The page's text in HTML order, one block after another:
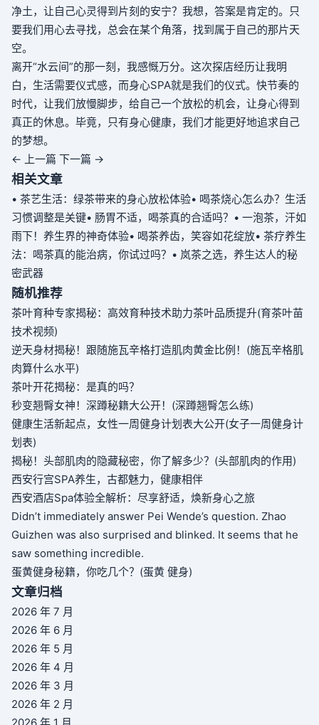
净土，让自己心灵得到片刻的安宁？我想，答案是肯定的。只
要我们用心去寻找，总会在某个角落，找到属于自己的那片天
空。
离开“水云间”的那一刻，我感慨万分。这次探店经历让我明
白，生活需要仪式感，而身心SPA就是我们的仪式。快节奏的
时代，让我们放慢脚步，给自己一个放松的机会，让身心得到
真正的休息。毕竟，只有身心健康，我们才能更好地追求自己
的梦想。
← 上一篇 下一篇 →
相关文章
• 茶艺生活：绿茶带来的身心放松体验• 喝茶烧心怎么办？生活
习惯调整是关键• 肠胃不适，喝茶真的合适吗？ • 一泡茶，汗如
雨下！养生界的神奇体验• 喝茶养齿，笑容如花绽放• 茶疗养生
法：喝茶真的能治病，你试过吗？ • 岚茶之选，养生达人的秘
密武器
随机推荐
茶叶育种专家揭秘：高效育种技术助力茶叶品质提升(育茶叶苗
技术视频)
逆天身材揭秘！跟随施瓦辛格打造肌肉黄金比例！(施瓦辛格肌
肉算什么水平)
茶叶开花揭秘：是真的吗？
秒变翘臀女神！深蹲秘籍大公开！(深蹲翘臀怎么练)
健康生活新起点，女性一周健身计划表大公开(女子一周健身计
划表)
揭秘！头部肌肉的隐藏秘密，你了解多少？(头部肌肉的作用)
西安行宫SPA养生，古都魅力，健康相伴
西安酒店Spa体验全解析：尽享舒适，焕新身心之旅
Didn’t immediately answer Pei Wende’s question. Zhao
Guizhen was also surprised and blinked. It seems that he
saw something incredible.
蛋黄健身秘籍，你吃几个？(蛋黄 健身)
文章归档
2026 年 7 月
2026 年 6 月
2026 年 5 月
2026 年 4 月
2026 年 3 月
2026 年 2 月